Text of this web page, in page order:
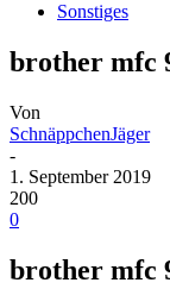
Sonstiges
brother mfc
Von
SchnäppchenJäger
-
1. September 2019
200
0
brother mfc